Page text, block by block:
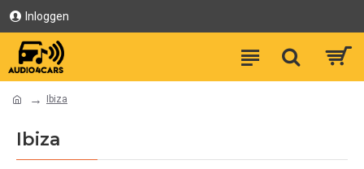
Inloggen
Ibiza
Ibiza